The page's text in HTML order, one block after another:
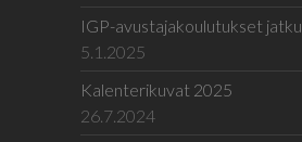
IGP-avustajakoulutukset
5.1.2025
Kalenterikuvat 2025
26.7.2024